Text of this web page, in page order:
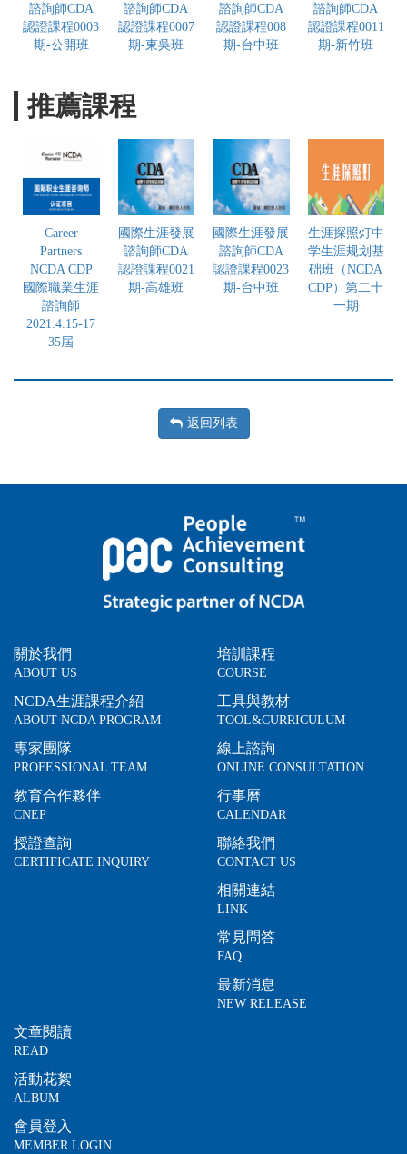
諮詢師CDA
認證課程0003
期-公開班
諮詢師CDA
認證課程0007
期-東吳班
諮詢師CDA
認證課程008
期-台中班
諮詢師CDA
認證課程0011
期-新竹班
推薦課程
Career
Partners
NCDA CDP
國際職業生涯
諮詢師
2021.4.15-17
35屆
國際生涯發展
諮詢師CDA
認證課程0021
期-高雄班
國際生涯發展
諮詢師CDA
認證課程0023
期-台中班
生涯探照灯中
学生涯规划基
础班（NCDA
CDP）第二十
一期
返回列表
關於我們
ABOUT US
NCDA生涯課程介紹
ABOUT NCDA PROGRAM
專家團隊
PROFESSIONAL TEAM
教育合作夥伴
CNEP
授證查詢
CERTIFICATE INQUIRY
培訓課程
COURSE
工具與教材
TOOL&CURRICULUM
線上諮詢
ONLINE CONSULTATION
行事曆
CALENDAR
聯絡我們
CONTACT US
相關連結
LINK
常見問答
FAQ
最新消息
NEW RELEASE
文章閱讀
READ
活動花絮
ALBUM
會員登入
MEMBER LOGIN